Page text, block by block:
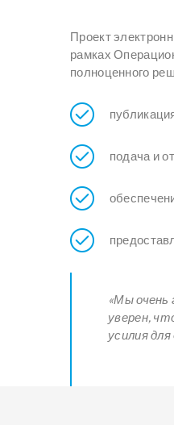
Проект
рамках
полноценного
подача и
«Мы
уверен,
усилия